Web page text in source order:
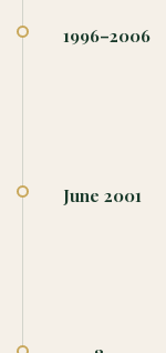
1996–2006
June 2001